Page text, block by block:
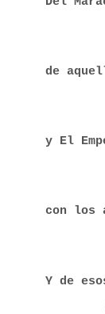
de
y El
con los
Y de